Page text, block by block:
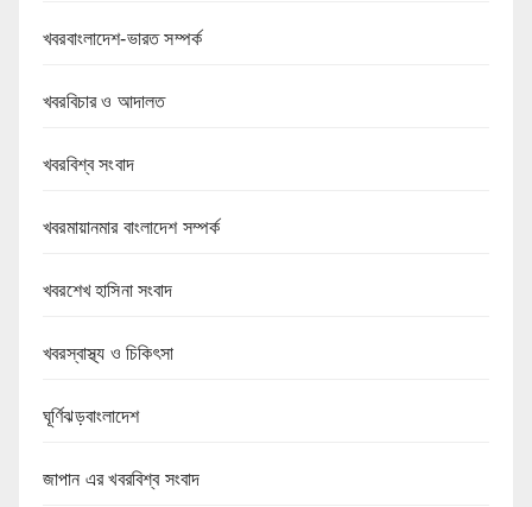
খবরবাংলাদেশ-ভারত সম্পর্ক
খবরবিচার ও আদালত
খবরবিশ্ব সংবাদ
খবরমায়ানমার বাংলাদেশ সম্পর্ক
খবরশেখ হাসিনা সংবাদ
খবরস্বাস্থ্য ও চিকিৎসা
ঘূর্ণিঝড়বাংলাদেশ
জাপান এর খবরবিশ্ব সংবাদ